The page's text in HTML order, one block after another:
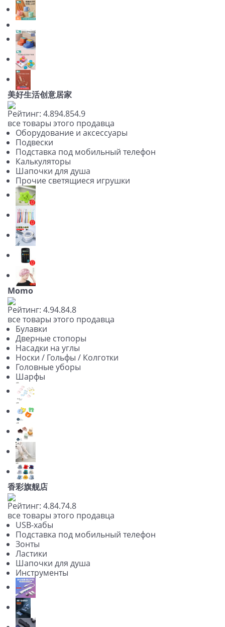
美好生活创意居家
Рейтинг: 4.894.854.9
все товары этого продавца
Оборудование и аксессуары
Подвески
Подставка под мобильный телефон
Калькуляторы
Шапочки для душа
Прочие светящиеся игрушки
Momo
Рейтинг: 4.94.84.8
все товары этого продавца
Булавки
Дверные стопоры
Насадки на углы
Носки / Гольфы / Колготки
Головные уборы
Шарфы
香彩旗舰店
Рейтинг: 4.84.74.8
все товары этого продавца
USB-хабы
Подставка под мобильный телефон
Зонты
Ластики
Шапочки для душа
Инструменты